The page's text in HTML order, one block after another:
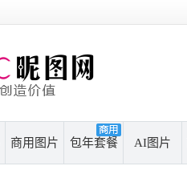
商用图片 包年套餐 AI图片